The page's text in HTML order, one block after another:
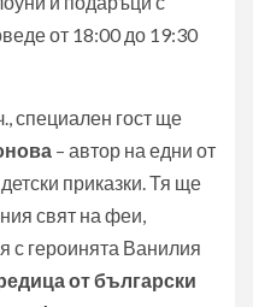
от 18:00 до 19:30
специален гост ще
– автор на едни от
приказки. Тя ще
свят на феи,
с героинята Ванилия
от български